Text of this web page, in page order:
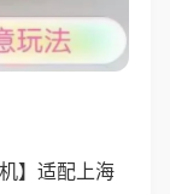
】适配上海